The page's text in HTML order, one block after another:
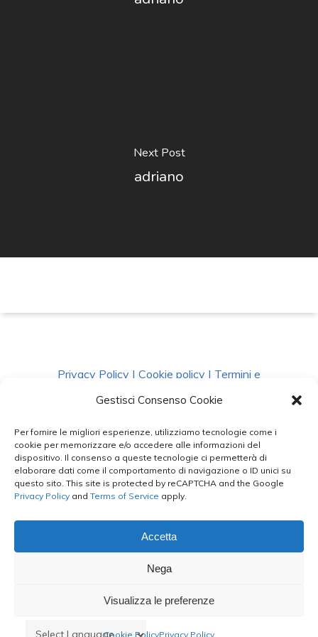
Gestisci Consenso Cookie
Per fornire le migliori esperienze, utilizziamo tecnologie come i
cookie per memorizzare e/o accedere alle informazioni del
dispositivo. Il consenso a queste tecnologie ci permetterà di
elaborare dati come il comportamento di navigazione o ID unici su
questo sito. This site is protected by reCAPTCHA and the Google
Privacy Policy and Terms of Service apply.
Accetta
Nega
Visualizza le preferenze
Cookie PolicyPrivacy Policy
Next Post
adriano
Privacy Policy | Cookie policy | Termini e
Condizioni|Richiedi Dati
facebook instagram whatsappphone
email
Le Bontà del Capo ©